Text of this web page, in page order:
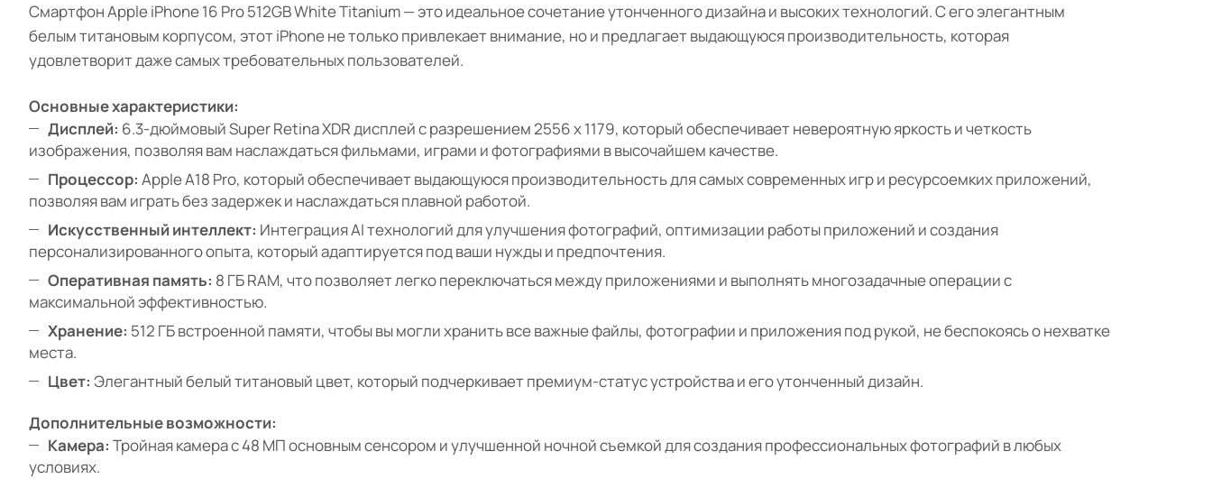
Смартфон Apple iPhone 16 Pro 512GB White Titanium — это идеальное сочетание утонченного дизайна и высоких технологий. С его элегантным
белым титановым корпусом, этот iPhone не только привлекает внимание, но и предлагает выдающуюся производительность, которая
удовлетворит даже самых требовательных пользователей.
Основные характеристики:
Дисплей: 6.3-дюймовый Super Retina XDR дисплей с разрешением 2556 x 1179, который обеспечивает невероятную яркость и четкость
изображения, позволяя вам наслаждаться фильмами, играми и фотографиями в высочайшем качестве.
Процессор: Apple A18 Pro, который обеспечивает выдающуюся производительность для самых современных игр и ресурсоемких приложений,
позволяя вам играть без задержек и наслаждаться плавной работой.
Искусственный интеллект: Интеграция AI технологий для улучшения фотографий, оптимизации работы приложений и создания
персонализированного опыта, который адаптируется под ваши нужды и предпочтения.
Оперативная память: 8 ГБ RAM, что позволяет легко переключаться между приложениями и выполнять многозадачные операции с
максимальной эффективностью.
Хранение: 512 ГБ встроенной памяти, чтобы вы могли хранить все важные файлы, фотографии и приложения под рукой, не беспокоясь о нехватке
места.
Цвет: Элегантный белый титановый цвет, который подчеркивает премиум-статус устройства и его утонченный дизайн.
Дополнительные возможности:
Камера: Тройная камера с 48 МП основным сенсором и улучшенной ночной съемкой для создания профессиональных фотографий в любых
условиях.